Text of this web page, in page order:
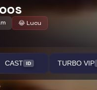
😂 Lucu
CAST ID TURBO VIP